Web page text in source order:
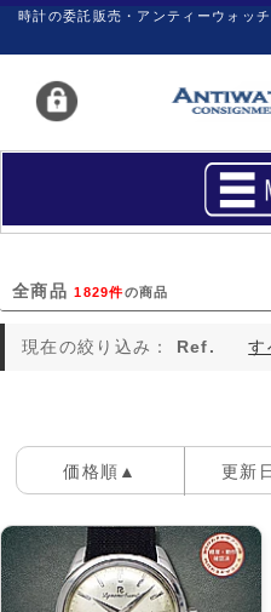
時計の委託販売・アンティーウォッ
買いたい
サポート
価格の交渉
アーカイブ
全商品1829件の商品
現在の絞り込み： Ref. す
価格順▲ 更新